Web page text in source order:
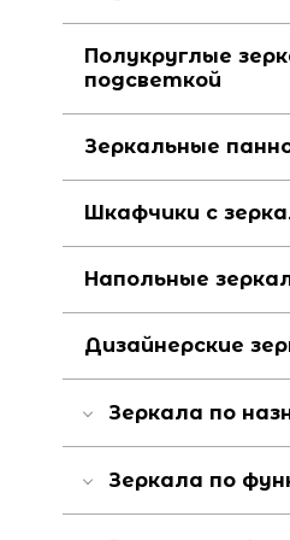
Полукруглые
подсветкой
Зеркальные
Шкафчики с
Напольные
Дизайнерские
Зеркала по
Зеркала по